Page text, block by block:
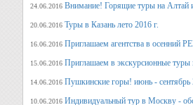
24.06.2016 Внимание! Горящие туры на Алтай
20.06.2016 Туры в Казань лето 2016 г.
16.06.2016 Приглашаем агентства в
15.06.2016 Приглашаем в экскурсионные туры
14.06.2016 Пушкинские горы! июнь - сентябрь
10.06.2016 Индивидуальный тур в Москву -